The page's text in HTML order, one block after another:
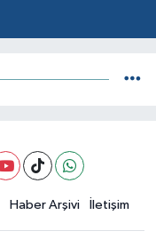
Haber Arşivi İletişim